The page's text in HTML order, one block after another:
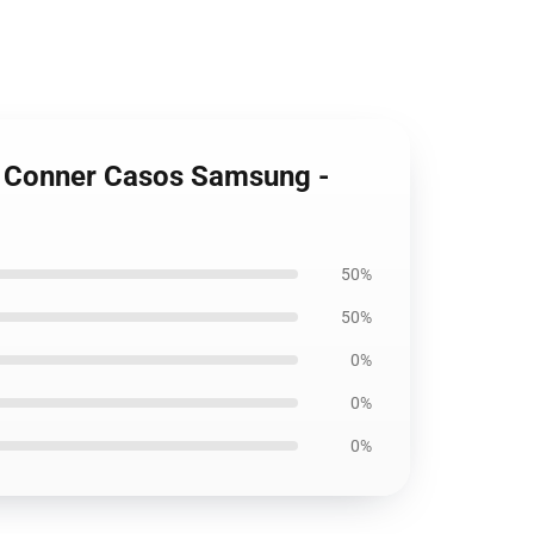
Casos Samsung -
50%
50%
0%
0%
0%